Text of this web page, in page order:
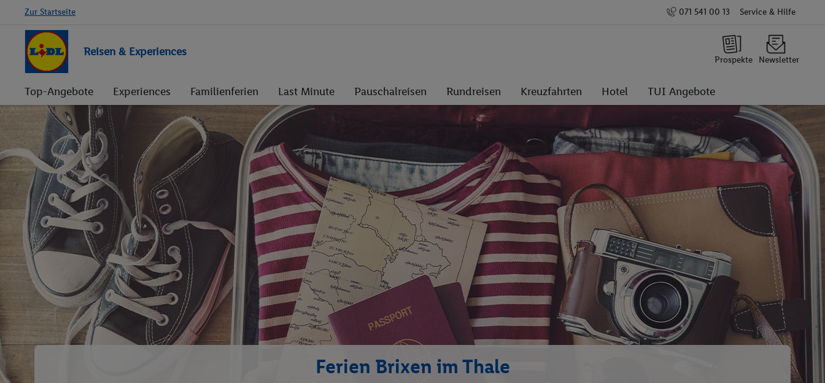
Zur Startseite 071 541 00 13 Service & Hilfe
Reisen & Experiences
Prospekte Newsletter
Top-Angebote Experiences Familienferien Last Minute Pauschalreisen Rundreisen Kreuzfahrten Hotel TUI Angebote
Ferien Brixen im Thale